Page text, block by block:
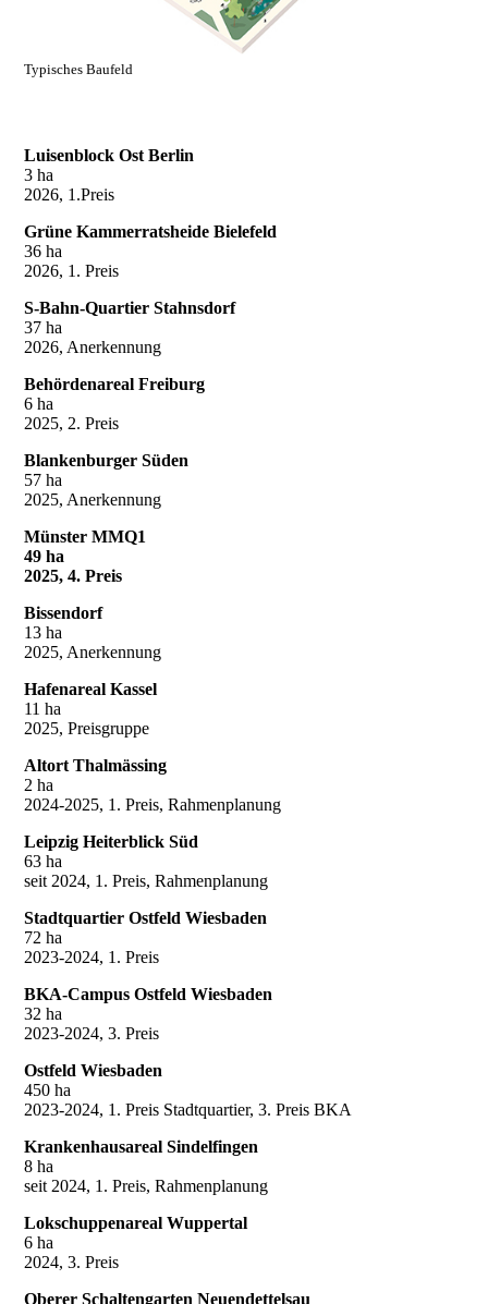
Typisches Baufeld
Luisenblock Ost Berlin
3 ha
2026, 1.Preis
Grüne Kammerratsheide Bielefeld
36 ha
2026, 1. Preis
S-Bahn-Quartier Stahnsdorf
37 ha
2026, Anerkennung
Behördenareal Freiburg
6 ha
2025, 2. Preis
Blankenburger Süden
57 ha
2025, Anerkennung
Münster MMQ1
49 ha
2025, 4. Preis
Bissendorf
13 ha
2025, Anerkennung
Hafenareal Kassel
11 ha
2025, Preisgruppe
Altort Thalmässing
2 ha
2024-2025, 1. Preis, Rahmenplanung
Leipzig Heiterblick Süd
63 ha
seit 2024, 1. Preis, Rahmenplanung
Stadtquartier Ostfeld Wiesbaden
72 ha
2023-2024, 1. Preis
BKA-Campus Ostfeld Wiesbaden
32 ha
2023-2024, 3. Preis
Ostfeld Wiesbaden
450 ha
2023-2024, 1. Preis Stadtquartier, 3. Preis BKA
Krankenhausareal Sindelfingen
8 ha
seit 2024, 1. Preis, Rahmenplanung
Lokschuppenareal Wuppertal
6 ha
2024, 3. Preis
Oberer Schaltengarten Neuendettelsau